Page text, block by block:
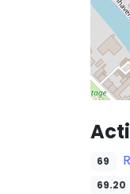
69
69.20